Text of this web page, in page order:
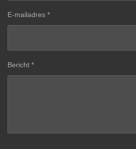
E-mailadres *
Bericht *